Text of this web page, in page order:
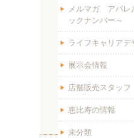
メルマガ アパレ
ックナンバー～
ライフキャリアデ
展示会情報
店舗販売スタッフ
恵比寿の情報
未分類